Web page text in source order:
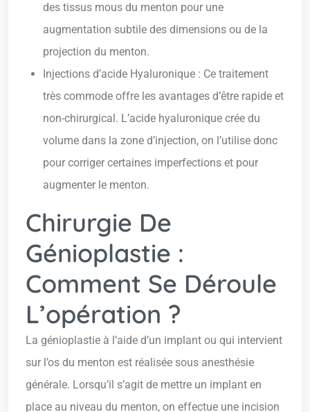
des tissus mous du menton pour une
augmentation subtile des dimensions ou de la
projection du menton.
Injections d’acide Hyaluronique : Ce traitement
très commode offre les avantages d’être rapide et
non-chirurgical. L’acide hyaluronique crée du
volume dans la zone d’injection, on l’utilise donc
pour corriger certaines imperfections et pour
augmenter le menton.
Chirurgie De
Génioplastie :
Comment Se Déroule
L’opération ?
La génioplastie à l’aide d’un implant ou qui intervient
sur l’os du menton est réalisée sous anesthésie
générale. Lorsqu’il s’agit de mettre un implant en
place au niveau du menton, on effectue une incision